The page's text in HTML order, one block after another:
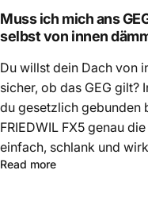
Muss ich mich ans
selbst von innen
Du willst dein Dach von
sicher, ob das GEG gilt?
du gesetzlich gebunden
FRIEDWIL FX5 genau
einfach, schlank und
Read more